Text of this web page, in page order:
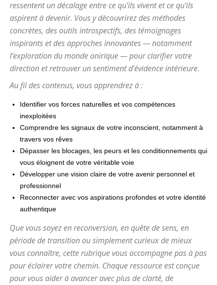
ressentent un décalage entre ce qu’ils vivent et ce qu’ils
aspirent à devenir. Vous y découvrirez des méthodes
concrètes, des outils introspectifs, des témoignages
inspirants et des approches innovantes — notamment
l’exploration du monde onirique — pour clarifier votre
direction et retrouver un sentiment d’évidence intérieure.
Au fil des contenus, vous apprendrez à :
Identifier vos forces naturelles et vos compétences
inexploitées
Comprendre les signaux de votre inconscient, notamment à
travers vos rêves
Dépasser les blocages, les peurs et les conditionnements qui
vous éloignent de votre véritable voie
Développer une vision claire de votre avenir personnel et
professionnel
Reconnecter avec vos aspirations profondes et votre identité
authentique
Que vous soyez en reconversion, en quête de sens, en
période de transition ou simplement curieux de mieux
vous connaître, cette rubrique vous accompagne pas à pas
pour éclairer votre chemin. Chaque ressource est conçue
pour vous aider à avancer avec plus de clarté, de